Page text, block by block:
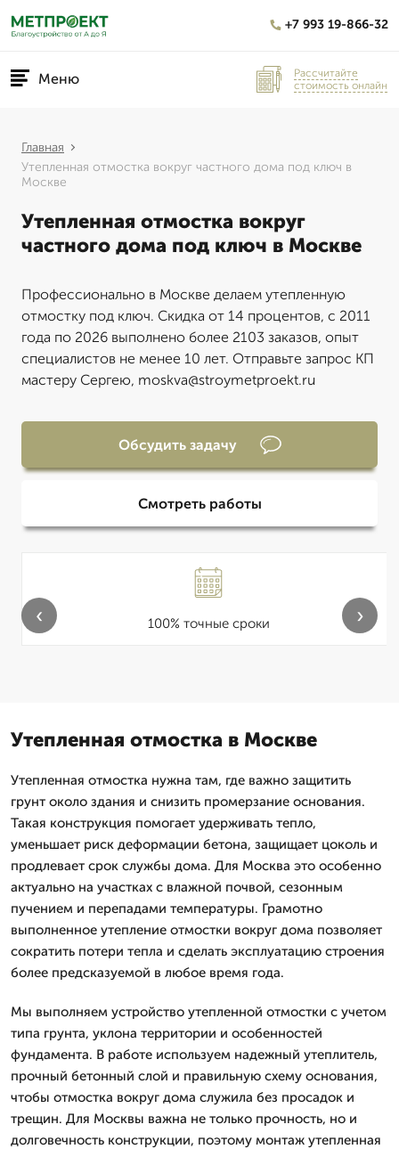
+7 993 19-866-32
Меню
Рассчитайте
стоимость онлайн
Главная
Утепленная отмостка вокруг частного дома под ключ в
Москве
Утепленная отмостка вокруг
частного дома под ключ в Москве
Профессионально в Москве делаем утепленную
отмостку под ключ. Скидка от 14 процентов, с 2011
года по 2026 выполнено более 2103 заказов, опыт
специалистов не менее 10 лет. Отправьте запрос КП
мастеру Сергею, moskva@stroymetproekt.ru
Обсудить задачу
Смотреть работы
100% точные сроки
‹ ›
Утепленная отмостка в Москве
Утепленная отмостка нужна там, где важно защитить
грунт около здания и снизить промерзание основания.
Такая конструкция помогает удерживать тепло,
уменьшает риск деформации бетона, защищает цоколь и
продлевает срок службы дома. Для Москва это особенно
актуально на участках с влажной почвой, сезонным
пучением и перепадами температуры. Грамотно
выполненное утепление отмостки вокруг дома позволяет
сократить потери тепла и сделать эксплуатацию строения
более предсказуемой в любое время года.
Мы выполняем устройство утепленной отмостки с учетом
типа грунта, уклона территории и особенностей
фундамента. В работе используем надежный утеплитель,
прочный бетонный слой и правильную схему основания,
чтобы отмостка вокруг дома служила без просадок и
трещин. Для Москвы важна не только прочность, но и
долговечность конструкции, поэтому монтаж утепленная